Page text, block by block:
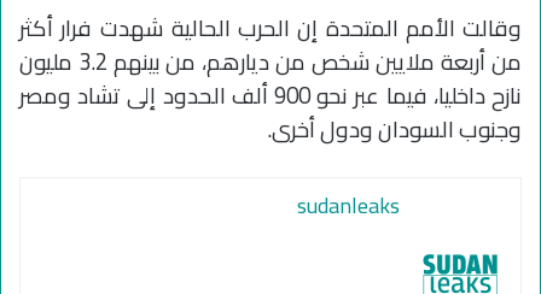
وقالت الأمم المتحدة إن الحرب الحالية شهدت فرار أكثر
من أربعة ملايين شخص من ديارهم، من بينهم 3.2 مليون
نازح داخليا، فيما عبر نحو 900 ألف الحدود إلى تشاد ومصر
وجنوب السودان ودول أخرى.
sudanleaks